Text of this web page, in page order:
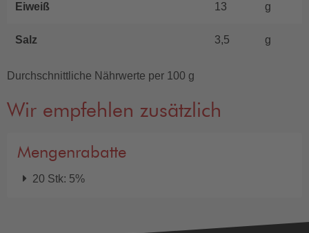
Eiweiß 13 g
Salz 3,5 g
Durchschnittliche Nährwerte per 100 g
Wir empfehlen zusätzlich
Mengenrabatte
20 Stk: 5%